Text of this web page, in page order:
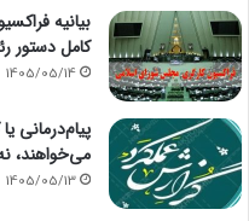
بیانیه
کامل دستور
1405/05/14
پیام‌درمانی
می‌خواهند،
1405/05/13